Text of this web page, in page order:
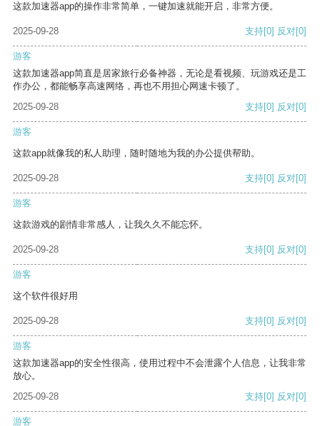
这款加速器app的操作非常简单，一键加速就能开启，非常方便。
2025-09-28 支持[0] 反对[0]
游客
这款加速器app简直是居家旅行必备神器，无论是看视频、玩游戏还是工
作办公，都能畅享高速网络，再也不用担心网速卡顿了。
2025-09-28
支持[0] 反对[0]
游客
这款app就像我的私人助理，随时随地为我的办公提供帮助。
2025-09-28 支持[0] 反对[0]
游客
这款游戏的剧情非常感人，让我久久不能忘怀。
2025-09-28 支持[0] 反对[0]
游客
这个软件很好用
2025-09-28 支持[0] 反对[0]
游客
这款加速器app的安全性很高，使用过程中不会泄露个人信息，让我非常
放心。
2025-09-28
支持[0] 反对[0]
游客